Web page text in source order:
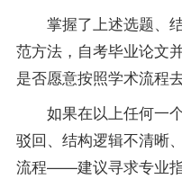
掌握了上述选题、
范方法，自考毕业论文
是否愿意按照学术流程去
如果在以上任何一
驳回、结构逻辑不清晰
流程——建议寻求专业